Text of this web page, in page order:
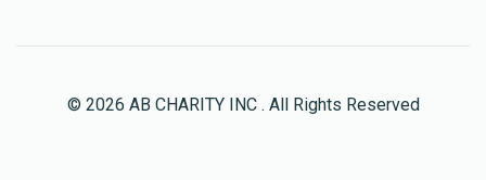
© 2026 AB CHARITY INC . All Rights Reserved